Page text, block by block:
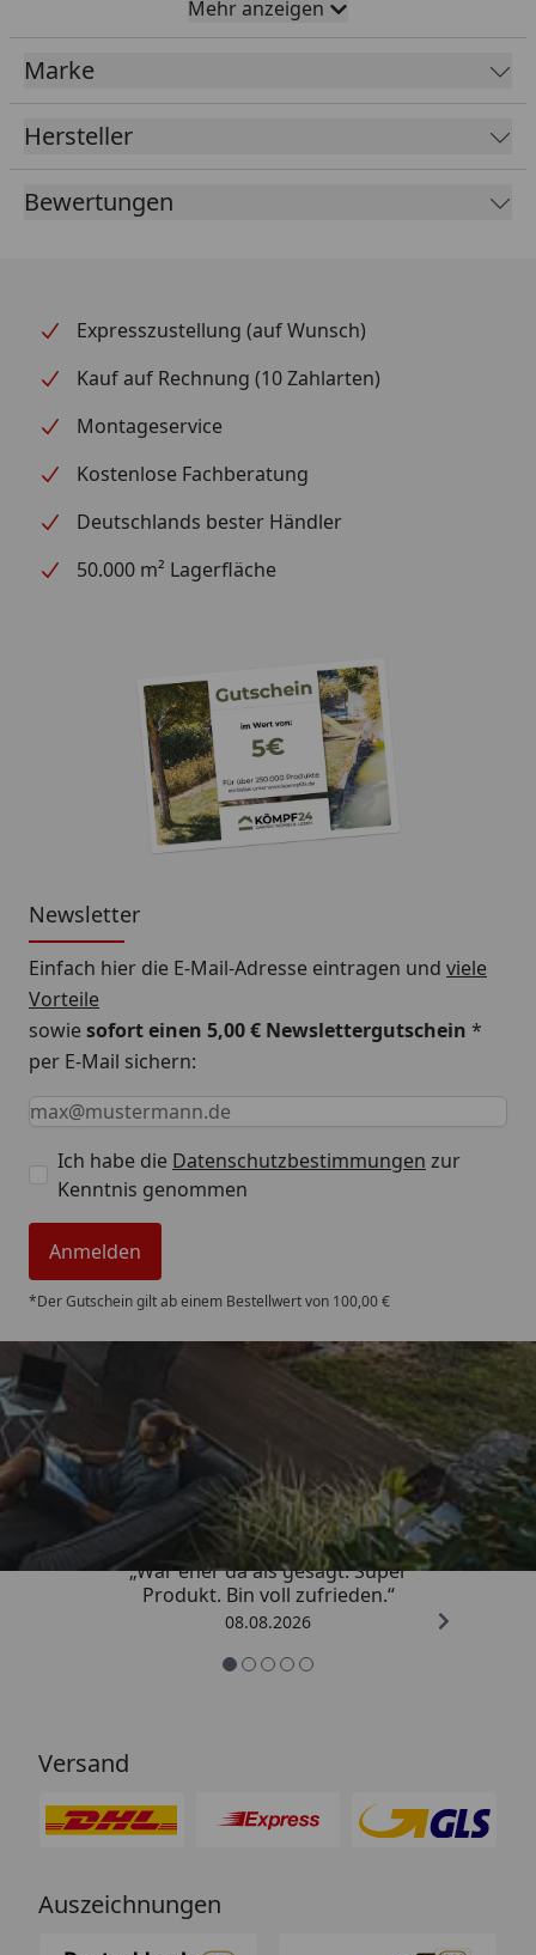
Länge
19,5 cm
Breite
Höhe
Mehr anzeigen
Marke
Hersteller
Bewertungen
Expresszustellung (auf Wunsch)
Kauf auf Rechnung (10 Zahlarten)
Montageservice
Kostenlose Fachberatung
Deutschlands bester Händler
50.000 m² Lagerfläche
Newsletter
Einfach hier die E-Mail-Adresse eintragen und viele
Vorteile
sowiesofort einen 5,00 € Newslettergutschein *
per E-Mail sichern:
Keine Eingabe erforderlich
Eingabe erforderlich
E-Mail *
Ich habe die Datenschutzbestimmungen zur
Kenntnis genommen
Anmelden
*Der Gutschein gilt ab einem Bestellwert von 100,00 €
Trusted Shops
4,85/ 5
„War eher da als gesagt. Super
Produkt. Bin voll zufrieden.“
08.08.2026
Versand
Auszeichnungen